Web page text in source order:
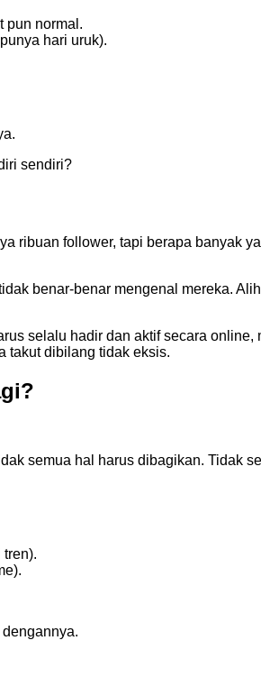
pun normal.
hari uruk).
sendiri?
ribuan follower, tapi berapa banyak
benar-benar mengenal mereka.
selalu hadir dan aktif secara
takut dibilang tidak eksis.
semua hal harus dibagikan. Tidak